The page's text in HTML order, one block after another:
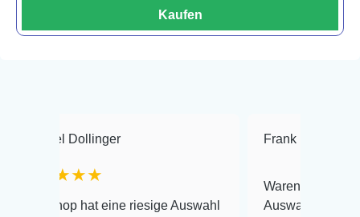
Kaufen
eine riesige Auswahl
Frank Hackmayer
Warenanlieferung Top und die
Auswahl plus gesundheitliches